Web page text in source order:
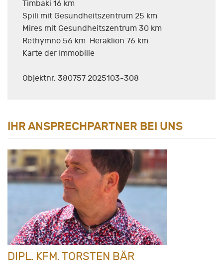
Timbaki 16 km
Spili mit Gesundheitszentrum 25 km
Mires mit Gesundheitszentrum 30 km
Rethymno 56 km Heraklion 76 km
Karte der Immobilie
Objektnr. 380757 2025103-308
IHR ANSPRECHPARTNER BEI UNS
DIPL. KFM. TORSTEN BÄR